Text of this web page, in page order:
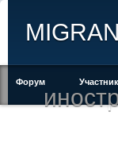
Форум